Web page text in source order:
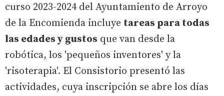
curso 2023-2024 del Ayuntamiento de Arroyo
de la Encomienda incluye tareas para todas
las edades y gustos que van desde la
robótica, los 'pequeños inventores' y la
'risoterapia'. El Consistorio presentó las
actividades, cuya inscripción se abre los días